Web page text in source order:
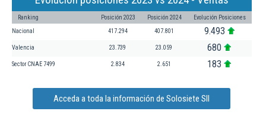
Ranking Posición 2023 Posición 2024 Evolución Posiciones
Nacional 417.294 407.801 9.493
Valencia 23.739 23.059 680
Sector CNAE 7499 2.834 2.651 183
Acceda a toda la información de Solosiete Sll